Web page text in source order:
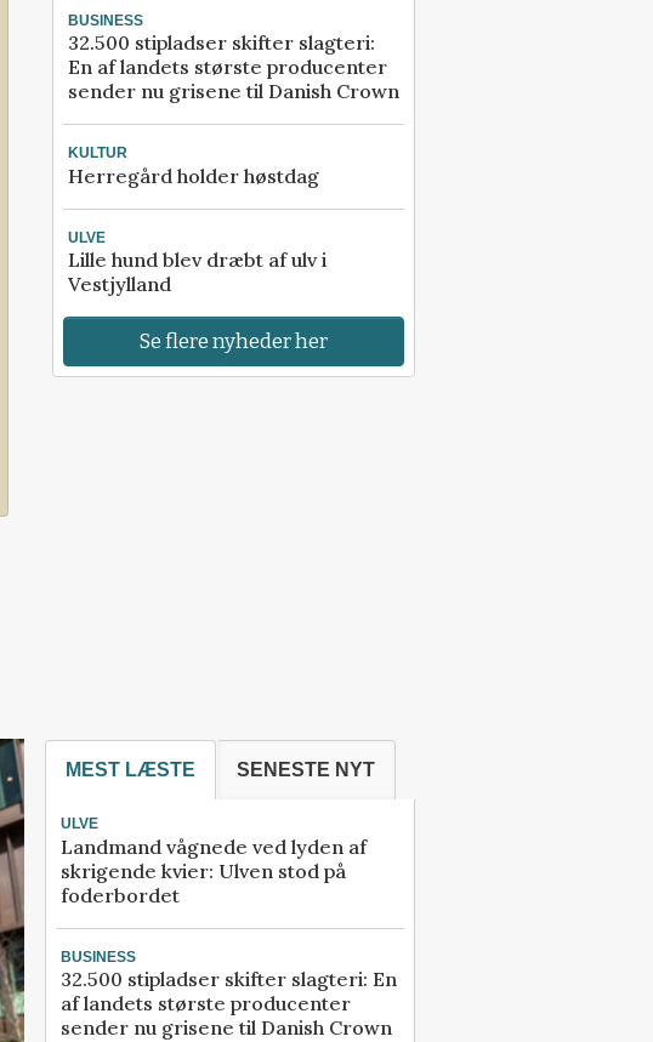
BUSINESS
32.500 stipladser skifter slagteri:
En af landets største producenter
sender nu grisene til Danish Crown
KULTUR
Herregård holder høstdag
ULVE
Lille hund blev dræbt af ulv i
Vestjylland
Se flere nyheder her
MEST LÆSTE SENESTE NYT
ULVE
Landmand vågnede ved lyden af
skrigende kvier: Ulven stod på
foderbordet
BUSINESS
32.500 stipladser skifter slagteri: En
af landets største producenter
sender nu grisene til Danish Crown